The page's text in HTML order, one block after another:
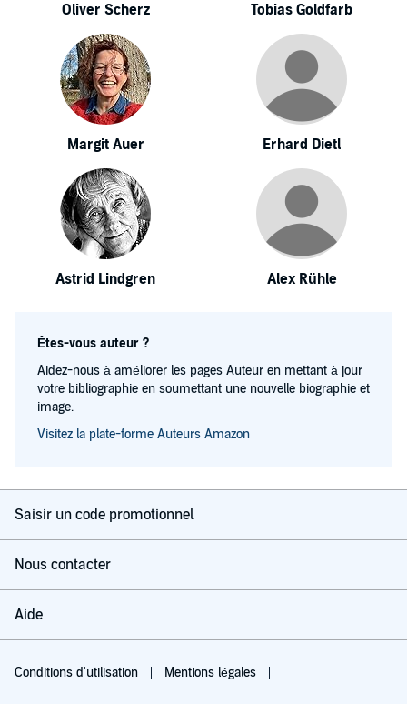
Oliver Scherz Tobias Goldfarb
Margit Auer Erhard Dietl
Astrid Lindgren Alex Rühle
Êtes-vous auteur ?
Aidez-nous à améliorer les pages Auteur en mettant à jour
votre bibliographie en soumettant une nouvelle biographie et
image.
Visitez la plate-forme Auteurs Amazon
Saisir un code promotionnel
Nous contacter
Aide
Conditions d'utilisation Mentions légales